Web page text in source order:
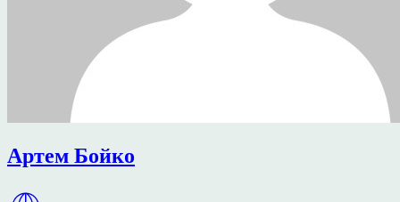
Артем Бойко